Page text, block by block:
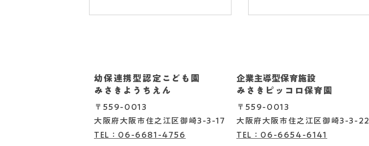
2026.08.07 2026.08.06
幼保連携型認定こども園
みさきようちえん
〒559-0013
大阪府大阪市住之江区御崎3-3-17
TEL：06-6681-4756
企業主導型保育施設
みさきピッコロ保育園
〒559-0013
大阪府大阪市住之江区御崎3-3-22
TEL：06-6654-6141